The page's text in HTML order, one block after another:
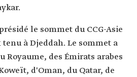
le sommet du CCG-Asie
à Djeddah. Le sommet a
Royaume, des Émirats arabes
d'Oman, du Qatar, de